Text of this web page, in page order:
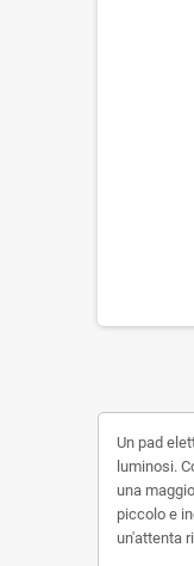
Un pad
luminosi.
una
piccolo e
un'attenta